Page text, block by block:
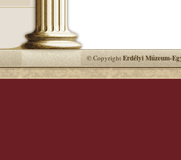
© CopyrightErdélyi Múzeum-